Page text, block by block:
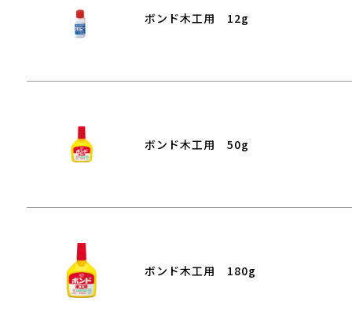
ボンド木工用 12g
ボンド木工用 50g
ボンド木工用 180g